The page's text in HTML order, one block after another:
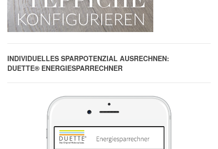
INDIVIDUELLES SPARPOTENZIAL AUSRECHNEN:
DUETTE® ENERGIESPARRECHNER